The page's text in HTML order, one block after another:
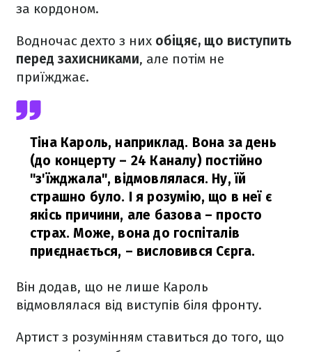
за кордоном.
Водночас дехто з них обіцяє, що виступить
перед захисниками, але потім не
приїжджає.
Тіна Кароль, наприклад. Вона за день
(до концерту – 24 Каналу) постійно
"з'їжджала", відмовлялася. Ну, їй
страшно було. І я розумію, що в неї є
якісь причини, але базова – просто
страх. Може, вона до госпіталів
приєднається, – висловився Сєрга.
Він додав, що не лише Кароль
відмовлялася від виступів біля фронту.
Артист з розумінням ставиться до того, що